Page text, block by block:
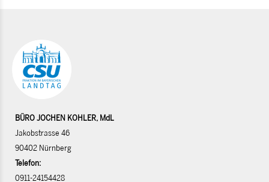
BÜRO JOCHEN KOHLER, MdL
Jakobstrasse 46
90402 Nürnberg
Telefon:
0911-24154428